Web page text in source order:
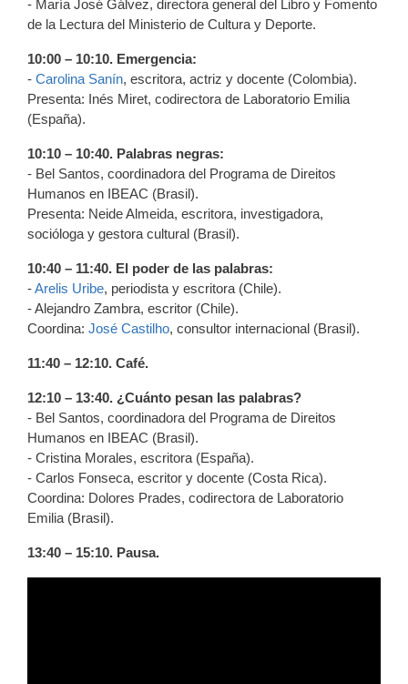
- María José Gálvez, directora general del Libro y Fomento
de la Lectura del Ministerio de Cultura y Deporte.
10:00 – 10:10. Emergencia:
- Carolina Sanín, escritora, actriz y docente (Colombia).
Presenta: Inés Miret, codirectora de Laboratorio Emilia
(España).
10:10 – 10:40. Palabras negras:
- Bel Santos, coordinadora del Programa de Direitos
Humanos en IBEAC (Brasil).
Presenta: Neide Almeida, escritora, investigadora,
socióloga y gestora cultural (Brasil).
10:40 – 11:40. El poder de las palabras:
-Arelis Uribe, periodista y escritora (Chile).
- Alejandro Zambra, escritor (Chile).
Coordina: José Castilho, consultor internacional (Brasil).
11:40 – 12:10. Café.
12:10 – 13:40. ¿Cuánto pesan las palabras?
- Bel Santos, coordinadora del Programa de Direitos
Humanos en IBEAC (Brasil).
- Cristina Morales, escritora (España).
- Carlos Fonseca, escritor y docente (Costa Rica).
Coordina: Dolores Prades, codirectora de Laboratorio
Emilia (Brasil).
13:40 – 15:10. Pausa.